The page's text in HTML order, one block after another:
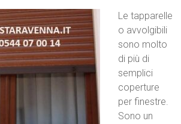
Le tapparelle
o avvolgibili
sono molto
di più di
semplici
coperture
per finestre.
Sono un